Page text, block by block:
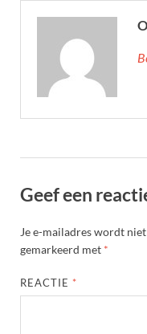
Geef een
Je e-mailadres wordt
gemarkeerd met *
REACTIE *